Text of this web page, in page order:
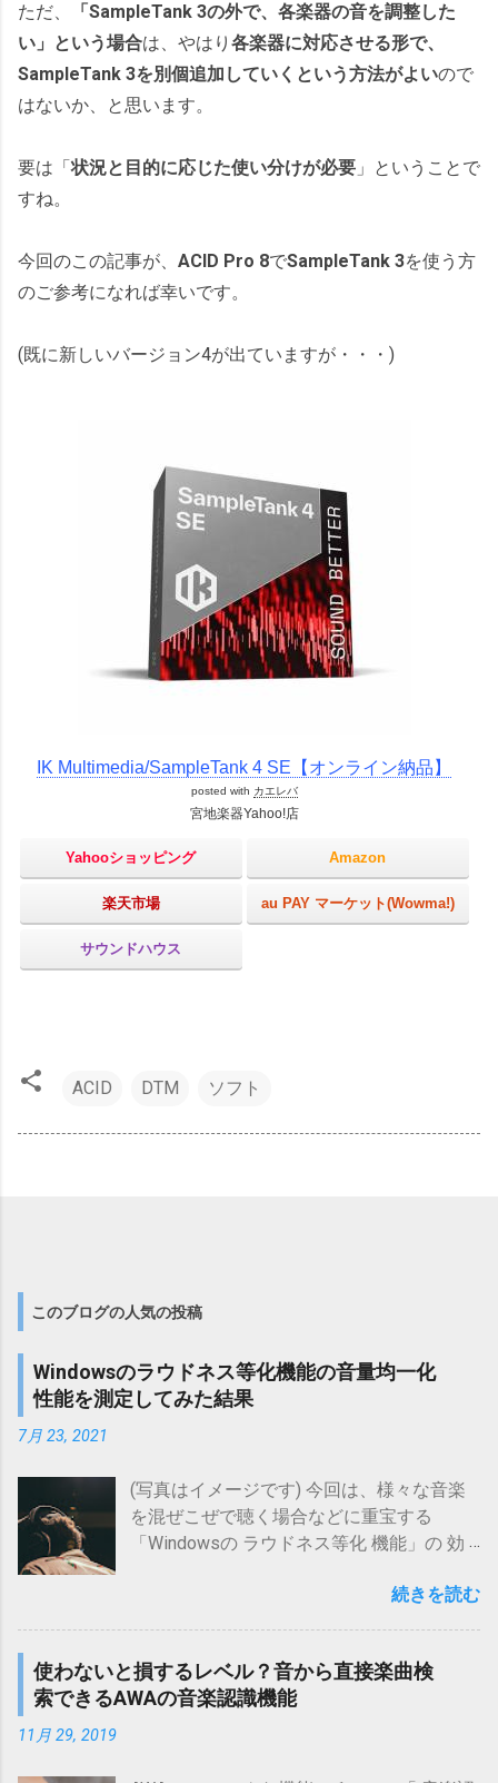
ただ、
「SampleTank 3の外で、各楽器の音を調整した
い」という場合は、やはり 各楽器に対応させる形で、
SampleTank 3を別個追加していくという方法がよいので
はないか、と思います。
要は「状況と目的に応じた使い分けが必要 」ということで
すね。
今回のこの記事が、 ACID Pro 8でSampleTank 3を使う方
のご参考になれば幸いです。
(既に新しいバージョン4が出ていますが・・・)
IK Multimedia/SampleTank 4 SE【オンライン納品】
posted with カエレバ
宮地楽器Yahoo!店
Yahooショッピング Amazon
楽天市場 au PAY マーケット(Wowma!)
サウンドハウス
ACID DTM ソフト
このブログの人気の投稿
Windowsのラウドネス等化機能の音量均一化
性能を測定してみた結果
7月 23, 2021
(写真はイメージです) 今回は、様々な音楽
を混ぜこぜで聴く場合などに重宝する
「Windowsの ラウドネス等化 機能」の 効
す。 ズバリ、 こんな方 に 特におススメの
な曲を 均一音量 で 再生したい 音楽 ファイ
ル は そのまま 音量均一再生したい 今回、
続きを読む
使わないと損するレベル？音から直接楽曲検
索できるAWAの音楽認識機能
11月 29, 2019